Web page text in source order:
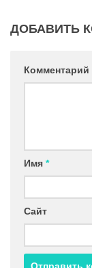
ДОБАВИТЬ
Комментарий
Имя *
Сайт